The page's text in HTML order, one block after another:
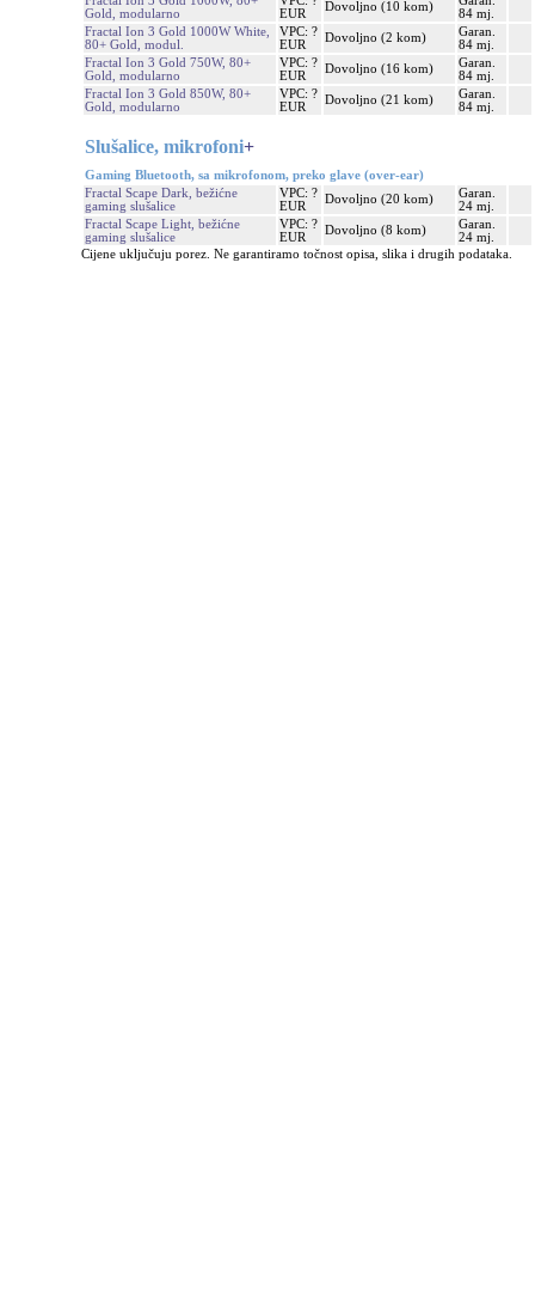
Gold, modularno
EUR
Dovoljno (10 kom)
84 mj.
Fractal Ion 3 Gold 1000W White,
80+ Gold, modul.
VPC: ?
EUR
Dovoljno (2 kom)
Garan.
84 mj.
Fractal Ion 3 Gold 750W, 80+
Gold, modularno
VPC: ?
EUR
Dovoljno (16 kom)
Garan.
84 mj.
Fractal Ion 3 Gold 850W, 80+
Gold, modularno
VPC: ?
EUR
Dovoljno (21 kom)
Garan.
84 mj.
Slušalice, mikrofoni+
Gaming Bluetooth, sa mikrofonom, preko glave (over-ear)
Fractal Scape Dark, bežićne
gaming slušalice
VPC: ?
EUR
Dovoljno (20 kom)
Garan.
24 mj.
Fractal Scape Light, bežićne
gaming slušalice
VPC: ?
EUR
Dovoljno (8 kom)
Garan.
24 mj.
Cijene uključuju porez. Ne garantiramo točnost opisa, slika i drugih podataka.